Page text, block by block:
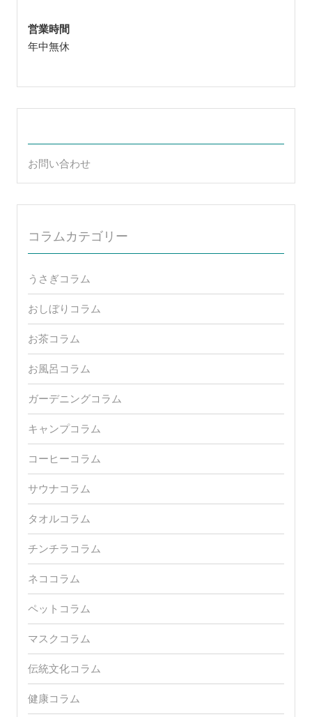
営業時間
年中無休
お問い合わせ
コラムカテゴリー
うさぎコラム
おしぼりコラム
お茶コラム
お風呂コラム
ガーデニングコラム
キャンプコラム
コーヒーコラム
サウナコラム
タオルコラム
チンチラコラム
ネココラム
ペットコラム
マスクコラム
伝統文化コラム
健康コラム